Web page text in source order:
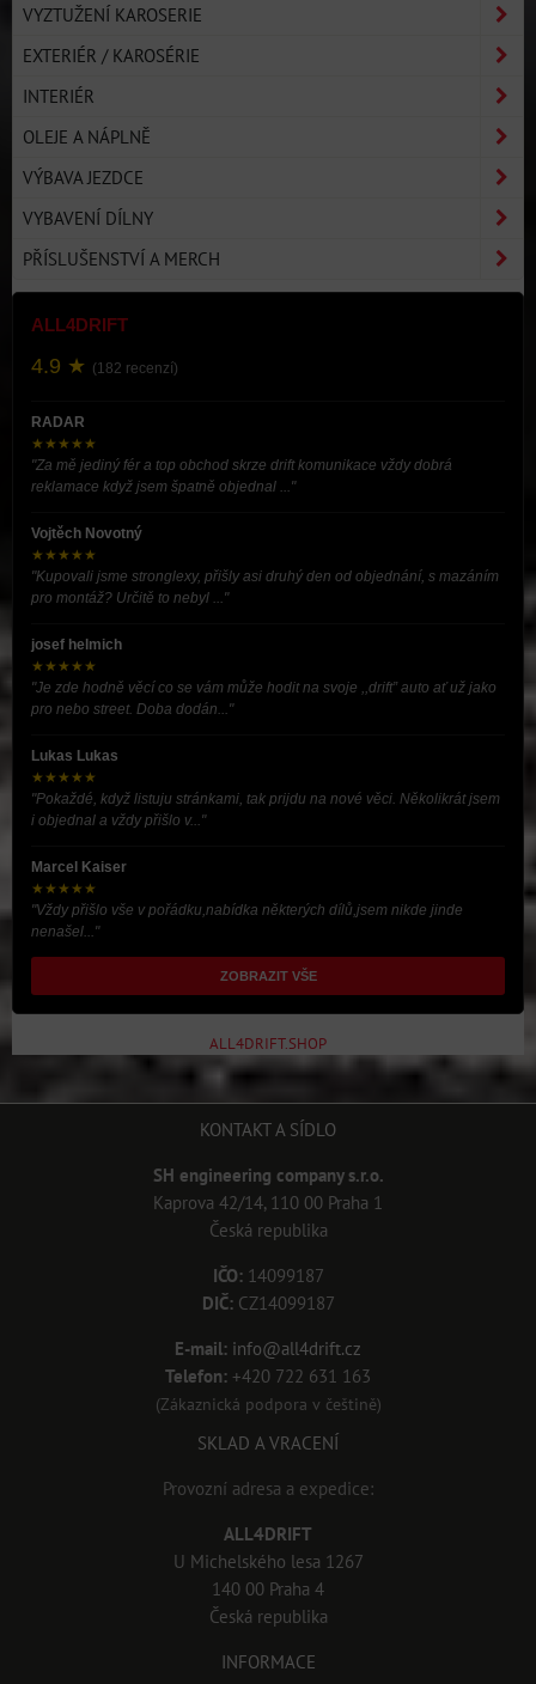
VYZTUŽENÍ KAROSERIE
EXTERIÉR / KAROSÉRIE
INTERIÉR
OLEJE A NÁPLNĚ
VÝBAVA JEZDCE
VYBAVENÍ DÍLNY
PŘÍSLUŠENSTVÍ A MERCH
ALL4DRIFT
4.9 ★ (182 recenzí)
RADAR
★★★★★
"Za mě jediný fér a top obchod skrze drift komunikace vždy dobrá
reklamace když jsem špatně objednal ..."
Vojtěch Novotný
★★★★★
"Kupovali jsme stronglexy, přišly asi druhý den od objednání, s mazáním
pro montáž? Určitě to nebyl ..."
josef helmich
★★★★★
"Je zde hodně věcí co se vám může hodit na svoje ,,drift” auto ať už jako
pro nebo street. Doba dodán..."
Lukas Lukas
★★★★★
"Pokaždé, když listuju stránkami, tak prijdu na nové věci. Několikrát jsem
i objednal a vždy přišlo v..."
Marcel Kaiser
★★★★★
"Vždy přišlo vše v pořádku,nabídka některých dílů,jsem nikde jinde
nenašel..."
ZOBRAZIT VŠE
ALL4DRIFT.SHOP
KONTAKT A SÍDLO
SH engineering company s.r.o.
Kaprova 42/14, 110 00 Praha 1
Česká republika
IČO:14099187
DIČ:CZ14099187
E-mail: info@all4drift.cz
Telefon: +420 722 631 163
(Zákaznická podpora v češtině)
SKLAD A VRACENÍ
Provozní adresa a expedice:
ALL4DRIFT
U Michelského lesa 1267
140 00 Praha 4
Česká republika
INFORMACE